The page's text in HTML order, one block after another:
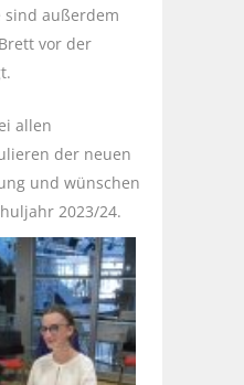
sind außerdem
vor der
allen
der neuen
und wünschen
2023/24.